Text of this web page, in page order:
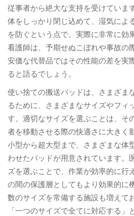
従事者から絶大な支持を受けていま
体をしっかり閉じ込めて、湿気によ
を防ぐという点で、実際に非常に効
看護師は、予期せぬこぼれや事故の
安価な代替品ではその性能の差を実
ると語るでしょう。
使い捨ての搬送パッドは、さまざま
るために、さまざまなサイズやフィ
す。適切なサイズを選ぶことは、そ
者を移動させる際の快適さに大きく
小型から超大型まで、さまざまな体
わせたパッドが用意されています。
ズを選ぶことで、作業が効率的に行
の間の保護層としてもより効果的に
数のサイズを常備する施設も増えて
「一つのサイズで全てに対応する」